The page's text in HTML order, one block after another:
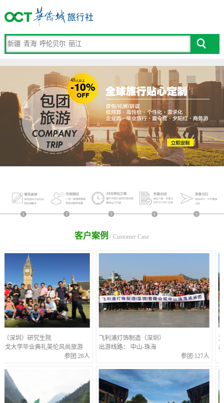
客户案例 / Customer Case
）研究生院
学毕业典礼英伦风尚旅游
参团:28人
飞利浦灯饰制造（深圳）
出游线路： 中山-珠海
参团:127人
兄弟
出游